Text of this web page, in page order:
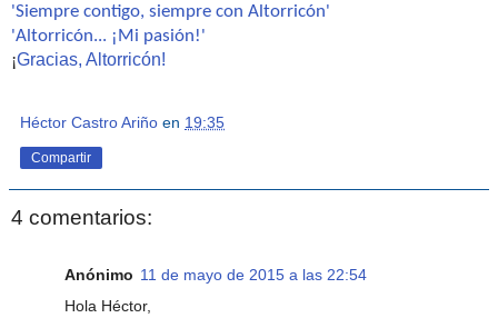
'Siempre contigo, siempre con Altorricón'
'Altorricón... ¡Mi pasión!'
¡Gracias, Altorricón!
Héctor Castro Ariño en 19:35
Compartir
4 comentarios:
Anónimo 11 de mayo de 2015 a las 22:54
Hola Héctor,